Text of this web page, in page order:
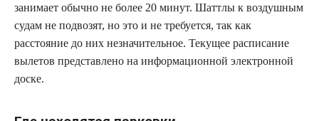
занимает обычно не более 20 минут. Шаттлы к воздушным
судам не подвозят, но это и не требуется, так как
расстояние до них незначительное. Текущее расписание
вылетов представлено на информационной электронной
доске.